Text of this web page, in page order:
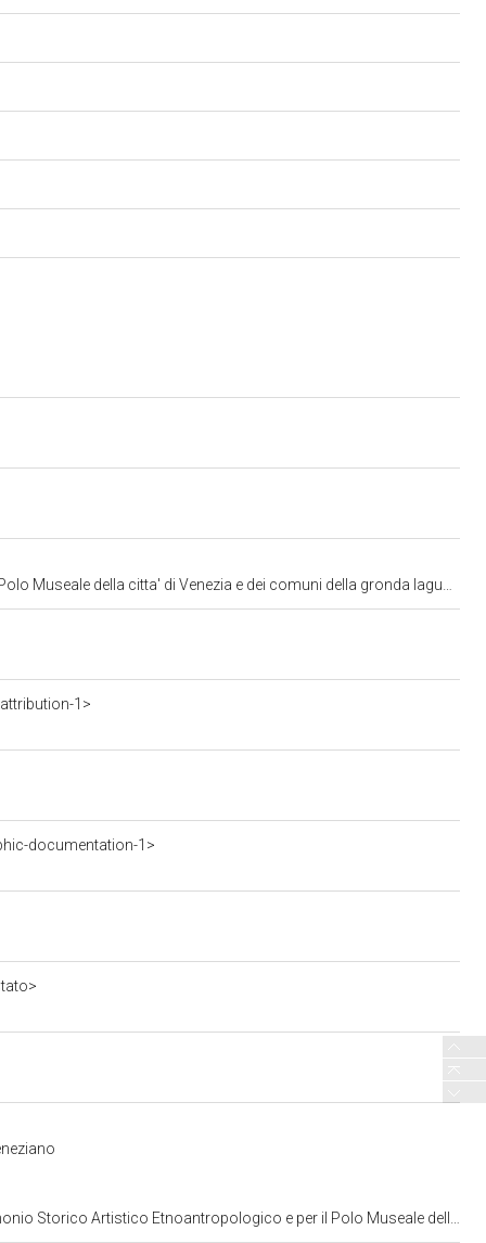
della citta' di Venezia e dei comuni della gronda lagunare
1>
documentation-1>
e per il Polo Museale della citta' di Venezia e dei comuni della gronda lagunare